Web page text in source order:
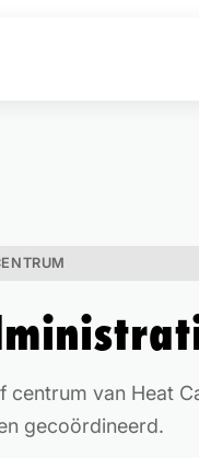
centrum van Heat
gecoördineerd.